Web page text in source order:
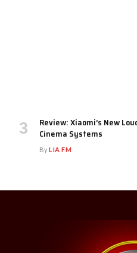
Review: Xiaomi’s New
Cinema Systems
ByLIA FM